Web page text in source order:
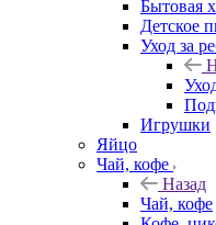
Бытовая
Детское
Уход за
Игрушки
Яйцо
Чай, кофе
Назад
Чай, кофе